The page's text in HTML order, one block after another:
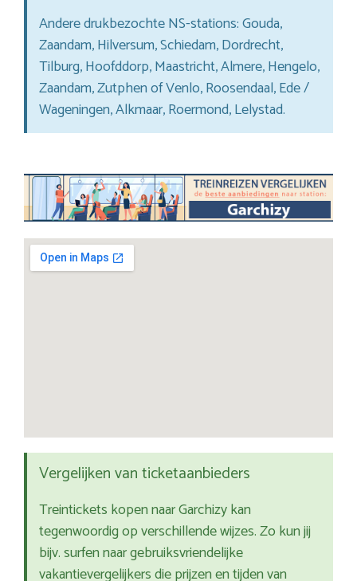
Andere drukbezochte NS-stations: Gouda,
Zaandam, Hilversum, Schiedam, Dordrecht,
Tilburg, Hoofddorp, Maastricht, Almere, Hengelo,
Zaandam, Zutphen of Venlo, Roosendaal, Ede /
Wageningen, Alkmaar, Roermond, Lelystad.
Vergelijken van ticketaanbieders
Treintickets kopen naar Garchizy kan
tegenwoordig op verschillende wijzes. Zo kun jij
bijv. surfen naar gebruiksvriendelijke
vakantievergelijkers die prijzen en tijden van